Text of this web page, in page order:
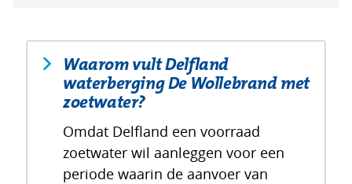
Waarom vult Delfland
waterberging De Wollebrand met
zoetwater?Inklappen
Omdat Delfland een voorraad
zoetwater wil aanleggen voor een
periode waarin de aanvoer van